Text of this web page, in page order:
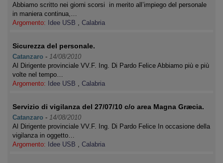
Abbiamo scritto nei giorni scorsi in merito all’impiego del personale
in maniera continua,…
Argomento: Idee USB , Calabria
Sicurezza del personale.
Catanzaro - 14/08/2010
Al Dirigente provinciale VV.F. Ing. Di Pardo Felice Abbiamo più e più
volte nel tempo…
Argomento: Idee USB , Calabria
Servizio di vigilanza del 27/07/10 c/o area Magna Græcia.
Catanzaro - 14/08/2010
Al Dirigente provinciale VV.F. Ing. Di Pardo Felice In occasione della
vigilanza in oggetto…
Argomento: Idee USB , Calabria